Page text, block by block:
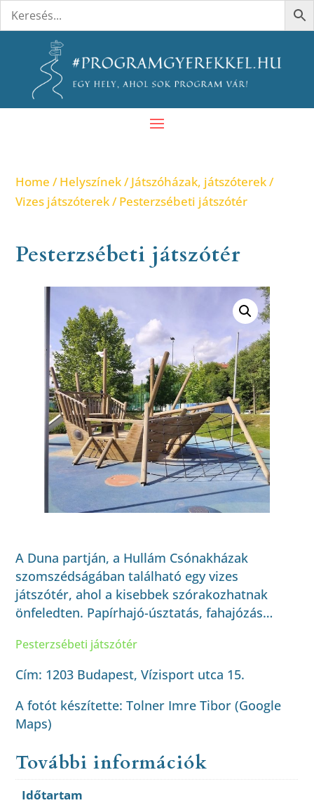
Home /Helyszínek/Játszóházak, játszóterek/
Vizes játszóterek/ Pesterzsébeti játszótér
Pesterzsébeti játszótér
A Duna partján, a Hullám Csónakházak
szomszédságában található egy vizes
játszótér, ahol a kisebbek szórakozhatnak
önfeledten. Papírhajó-úsztatás, fahajózás…
Pesterzsébeti játszótér
Cím: 1203 Budapest, Vízisport utca 15.
A fotót készítette: Tolner Imre Tibor (Google
Maps)
További információk
Időtartam